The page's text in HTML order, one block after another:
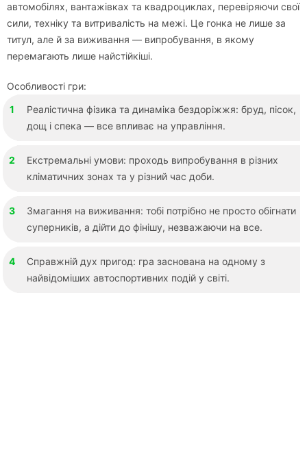
автомобілях, вантажівках та квадроциклах, перевіряючи свої
сили, техніку та витривалість на межі. Це гонка не лише за
титул, але й за виживання — випробування, в якому
перемагають лише найстійкіші.
Особливості гри:
Реалістична фізика та динаміка бездоріжжя: бруд, пісок,
дощ і спека — все впливає на управління.
Екстремальні умови: проходь випробування в різних
кліматичних зонах та у різний час доби.
Змагання на виживання: тобі потрібно не просто обігнати
суперників, а дійти до фінішу, незважаючи на все.
Справжній дух пригод: гра заснована на одному з
найвідоміших автоспортивних подій у світі.